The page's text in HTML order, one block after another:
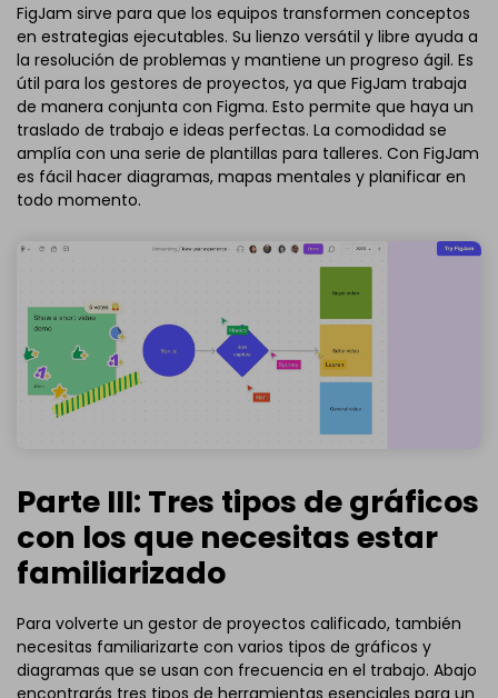
FigJam sirve para que los equipos transformen conceptos
en estrategias ejecutables. Su lienzo versátil y libre ayuda a
la resolución de problemas y mantiene un progreso ágil. Es
útil para los gestores de proyectos, ya que FigJam trabaja
de manera conjunta con Figma. Esto permite que haya un
traslado de trabajo e ideas perfectas. La comodidad se
amplía con una serie de plantillas para talleres. Con FigJam
es fácil hacer diagramas, mapas mentales y planificar en
todo momento.
Parte III: Tres tipos de gráficos
con los que necesitas estar
familiarizado
Para volverte un gestor de proyectos calificado, también
necesitas familiarizarte con varios tipos de gráficos y
diagramas que se usan con frecuencia en el trabajo. Abajo